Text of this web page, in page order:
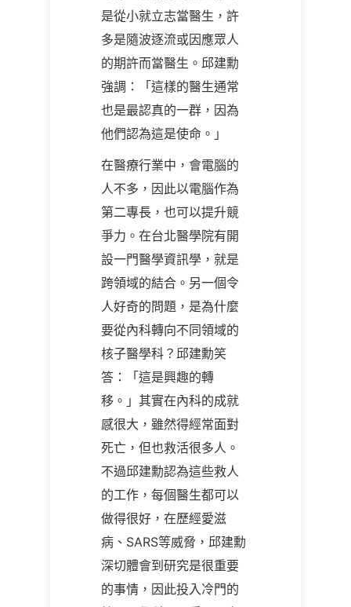
是從小就立志當醫生，許
多是隨波逐流或因應眾人
的期許而當醫生。邱建勳
強調：「這樣的醫生通常
也是最認真的一群，因為
他們認為這是使命。」
在醫療行業中，會電腦的
人不多，因此以電腦作為
第二專長，也可以提升競
爭力。在台北醫學院有開
設一門醫學資訊學，就是
跨領域的結合。另一個令
人好奇的問題，是為什麼
要從內科轉向不同領域的
核子醫學科？邱建勳笑
答：「這是興趣的轉
移。」其實在內科的成就
感很大，雖然得經常面對
死亡，但也救活很多人。
不過邱建勳認為這些救人
的工作，每個醫生都可以
做得很好，在歷經愛滋
病、SARS等威脅，邱建勳
深切體會到研究是很重要
的事情，因此投入冷門的